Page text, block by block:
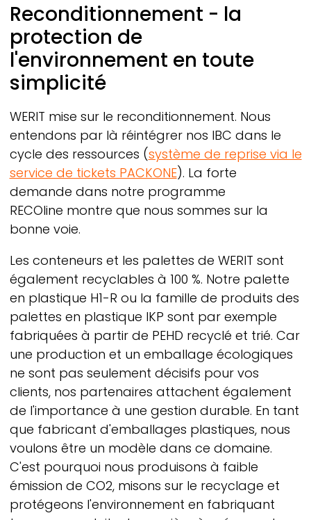
Reconditionnement - la
protection de
l'environnement en toute
simplicité
WERIT mise sur le reconditionnement. Nous
entendons par là réintégrer nos IBC dans le
cycle des ressources (système de reprise via le
service de tickets PACKONE). La forte
demande dans notre programme
RECOline montre que nous sommes sur la
bonne voie.
Les conteneurs et les palettes de WERIT sont
également recyclables à 100 %. Notre palette
en plastique H1-R ou la famille de produits des
palettes en plastique IKP sont par exemple
fabriquées à partir de PEHD recyclé et trié. Car
une production et un emballage écologiques
ne sont pas seulement décisifs pour vos
clients, nos partenaires attachent également
de l'importance à une gestion durable. En tant
que fabricant d'emballages plastiques, nous
voulons être un modèle dans ce domaine.
C'est pourquoi nous produisons à faible
émission de CO2, misons sur le recyclage et
protégeons l'environnement en fabriquant